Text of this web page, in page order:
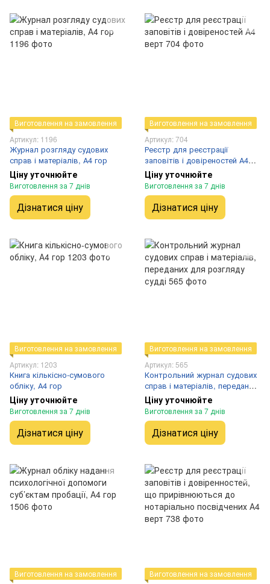
Виготовлення на замовлення
Артикул: 1196
Журнал розгляду судових
справ і матеріалів, А4 гор
Ціну уточнюйте
Виготовлення за 7 днів
Дізнатися ціну
Виготовлення на замовлення
Артикул: 704
Реєстр для реєстрації
заповітів і довіреностей А4
верт
Ціну уточнюйте
Виготовлення за 7 днів
Дізнатися ціну
Виготовлення на замовлення
Артикул: 1203
Книга кількісно-сумового
обліку, А4 гор
Ціну уточнюйте
Виготовлення за 7 днів
Дізнатися ціну
Виготовлення на замовлення
Артикул: 565
Контрольний журнал судових
справ і матеріалів, переданих
для розгляду судді
Ціну уточнюйте
Виготовлення за 7 днів
Дізнатися ціну
Виготовлення на замовлення
Виготовлення на замовлення